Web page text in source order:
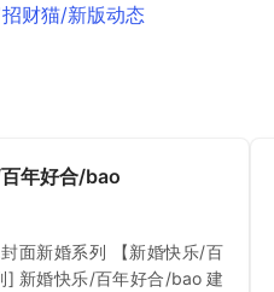
财猫/新版动态
年好合/bao
面新婚系列 【新婚快乐/百
新婚快乐/百年好合/bao 建